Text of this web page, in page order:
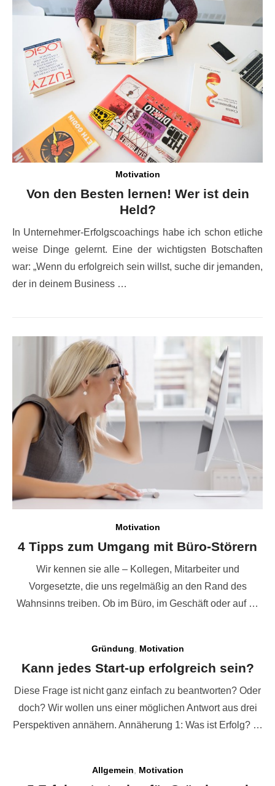
schützt
Was Waymo Pause und EV Daten über echte Produktreife
zeigen
Motivation
Von den Besten lernen! Wer ist dein
Held?
In Unternehmer-Erfolgscoachings habe ich schon etliche
weise Dinge gelernt. Eine der wichtigsten Botschaften
war: „Wenn du erfolgreich sein willst, suche dir jemanden,
der in deinem Business …
Motivation
4 Tipps zum Umgang mit Büro-Störern
Wir kennen sie alle – Kollegen, Mitarbeiter und
Vorgesetzte, die uns regelmäßig an den Rand des
Wahnsinns treiben. Ob im Büro, im Geschäft oder auf …
Gründung Motivation
Kann jedes Start-up erfolgreich sein?
Diese Frage ist nicht ganz einfach zu beantworten? Oder
doch? Wir wollen uns einer möglichen Antwort aus drei
Perspektiven annähern. Annäherung 1: Was ist Erfolg? …
Allgemein Motivation